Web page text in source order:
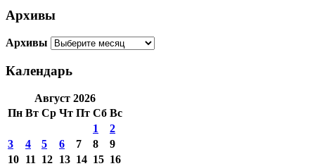
Архивы
Архивы
Календарь
Август 2026
Пн Вт Ср Чт Пт Сб Вс
1
2
3
4 5 6 7 8
9
10 11 12 13 14 15 16